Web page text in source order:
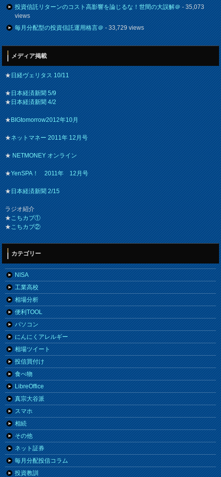
投資信託リターンのコスト高影響を論じるな！世間の大誤解＠- 35,073
views
毎月分配型の投資信託運用格言＠- 33,729 views
メディア掲載
★日経ヴェリタス 10/11
★日本経済新聞 5/9
★日本経済新聞 4/2
★BIGtomorrow2012年10月
★ネットマネー 2011年 12月号
★NETMONEY オンライン
★YenSPA！ 2011年 12月号
★日本経済新聞 2/15
ラジオ紹介
★こちカブ①
★こちカブ②
カテゴリー
NISA
工業高校
相場分析
便利TOOL
パソコン
にんにくアレルギー
相場ツイート
投信買付け
食べ物
LibreOffice
真宗大谷派
スマホ
相続
その他
ネット証券
毎月分配投信コラム
投資教訓